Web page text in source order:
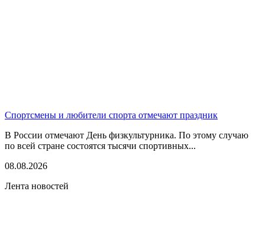
Спортсмены и любители спорта отмечают праздник
В России отмечают День физкультурника. По этому случаю
по всей стране состоятся тысячи спортивных...
08.08.2026
Лента новостей